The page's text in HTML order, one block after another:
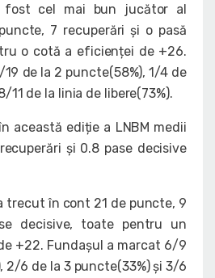
fost cel mai bun jucător al
7 recuperări și o pasă
o cotă a eficienței de +26.
19 de la 2 puncte(58%), 1/4 de
11 de la linia de libere(73%).
această ediție a LNBM medii
și 0.8 pase decisive
trecut în cont 21 de puncte, 9
decisive, toate pentru un
+22. Fundașul a marcat 6/9
2/6 de la 3 puncte(33%) și 3/6